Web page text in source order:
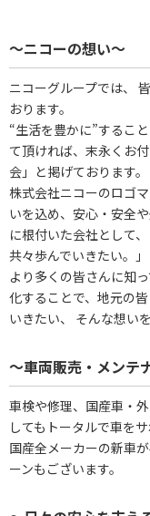
～ニコーの想い～
ニコーグループでは、
おります。
“生活を豊かに”するこ
て頂ければ、末永くお
会」と掲げております。
株式会社ニコーのロゴ
いを込め、安心・安全
に根付いた会社として
共々歩んでいきたい。
より多くの皆さんに知
化することで、地元の
いきたい、 そんな想い
～車両販売・メンテ
車検や修理、国産車・
してもトータルで車を
国産全メーカーの新車
ーンもございます。